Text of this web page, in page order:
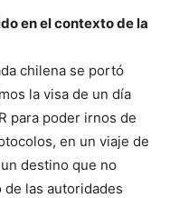
en el contexto de la
chilena se portó
la visa de un día
para poder irnos de
en un viaje de
destino que no
las autoridades